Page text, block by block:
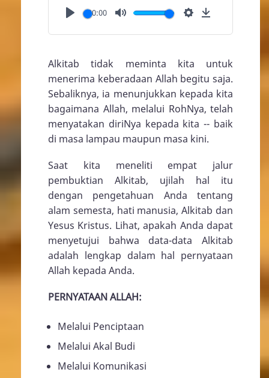
00:00
Alkitab tidak meminta kita untuk
menerima keberadaan Allah begitu saja.
Sebaliknya, ia menunjukkan kepada kita
bagaimana Allah, melalui RohNya, telah
menyatakan diriNya kepada kita -- baik
di masa lampau maupun masa kini.
Saat kita meneliti empat jalur
pembuktian Alkitab, ujilah hal itu
dengan pengetahuan Anda tentang
alam semesta, hati manusia, Alkitab dan
Yesus Kristus. Lihat, apakah Anda dapat
menyetujui bahwa data-data Alkitab
adalah lengkap dalam hal pernyataan
Allah kepada Anda.
PERNYATAAN ALLAH:
Melalui Penciptaan
Melalui Akal Budi
Melalui Komunikasi